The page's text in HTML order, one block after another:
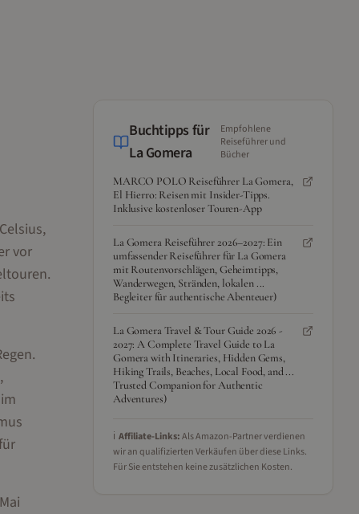
vor
Buchtipps für
La Gomera
Empfohlene
Reiseführer und
Bücher
MARCO POLO Reiseführer La Gomera,
El Hierro: Reisen mit Insider-Tipps.
Inklusive kostenloser Touren-App
La Gomera Reiseführer 2026–2027: Ein
umfassender Reiseführer für La Gomera
mit Routenvorschlägen, Geheimtipps,
Wanderwegen, Stränden, lokalen ...
Begleiter für authentische Abenteuer)
La Gomera Travel & Tour Guide 2026 -
2027: A Complete Travel Guide to La
Gomera with Itineraries, Hidden Gems,
Hiking Trails, Beaches, Local Food, and ...
Trusted Companion for Authentic
Adventures)
ℹ️ Affiliate-Links:Als Amazon-Partner verdienen
wir an qualifizierten Verkäufen über diese Links.
Für Sie entstehen keine zusätzlichen Kosten.